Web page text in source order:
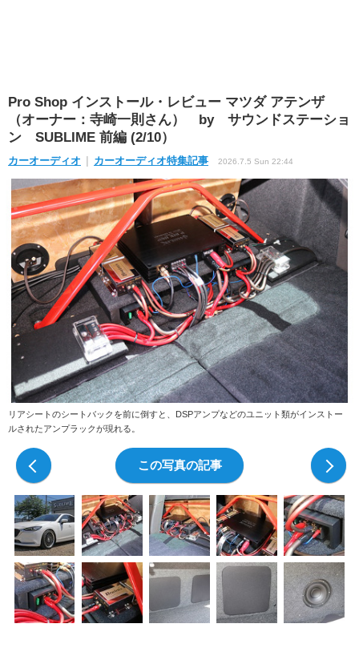
Pro Shop インストール・レビュー マツダ アテンザ
（オーナー：寺崎一則さん） by サウンドステーショ
ン SUBLIME 前編 (2/10）
カーオーディオ カーオーディオ特集記事 2026.7.5 Sun 22:44
リアシートのシートバックを前に倒すと、DSPアンプなどのユニット類がインストー
ルされたアンプラックが現れる。
この写真の記事